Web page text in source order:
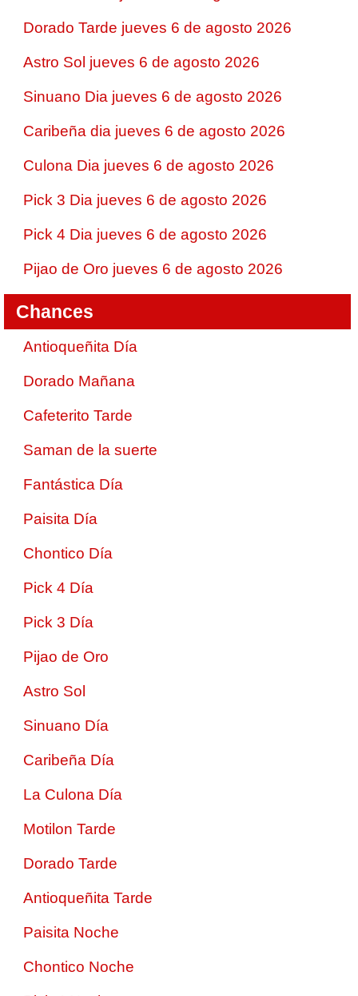
Dorado Tarde jueves 6 de agosto 2026
Astro Sol jueves 6 de agosto 2026
Sinuano Dia jueves 6 de agosto 2026
Caribeña dia jueves 6 de agosto 2026
Culona Dia jueves 6 de agosto 2026
Pick 3 Dia jueves 6 de agosto 2026
Pick 4 Dia jueves 6 de agosto 2026
Pijao de Oro jueves 6 de agosto 2026
Chances
Antioqueñita Día
Dorado Mañana
Cafeterito Tarde
Saman de la suerte
Fantástica Día
Paisita Día
Chontico Día
Pick 4 Día
Pick 3 Día
Pijao de Oro
Astro Sol
Sinuano Día
Caribeña Día
La Culona Día
Motilon Tarde
Dorado Tarde
Antioqueñita Tarde
Paisita Noche
Chontico Noche